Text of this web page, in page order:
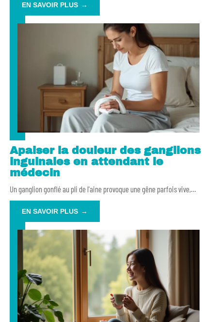
EN SAVOIR PLUS
Apaiser la douleur des ganglions
inguinales en attendant le
médecin
Un ganglion gonflé au pli de l'aine provoque une gêne parfois vive,…
EN SAVOIR PLUS